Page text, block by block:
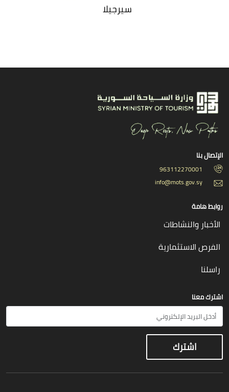
سيرجيلا
الإتصال بنا
963112270001
info@mots.gov.sy
روابط هامة
الأخبار والنشاطات
الفرص الاستثمارية
راسلنا
اشترك معنا